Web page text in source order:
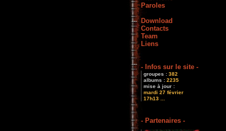
Paroles
Download
Contacts
Team
Liens
- Infos sur le site -
groupes : 382
albums : 2235
mise à jour :
mardi 27 février
17h13 ...
- Partenaires -